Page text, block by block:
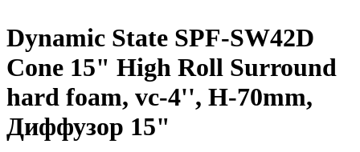
Dynamic State SPF-SW42D
Cone 15" High Roll Surround
hard foam, vc-4'', H-70mm,
Диффузор 15"